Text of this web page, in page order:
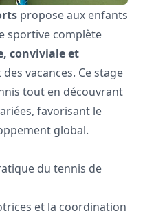
propose aux enfants
sportive complète
conviviale et
vacances. Ce stage
tout en découvrant
favorisant le
global.
du tennis de
et la coordination